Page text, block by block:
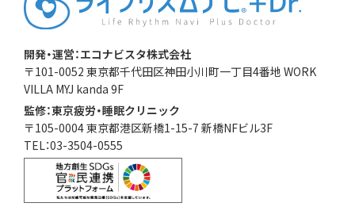
開発・運営：エコナビスタ株式会社
〒101-0052 東京都千代田区神田小川町一丁目4番地 WORK
VILLA MYJ kanda 9F
監修：東京疲労・睡眠クリニック
〒105-0004 東京都港区新橋1-15-7 新橋NFビル3F
TEL：03-3504-0555